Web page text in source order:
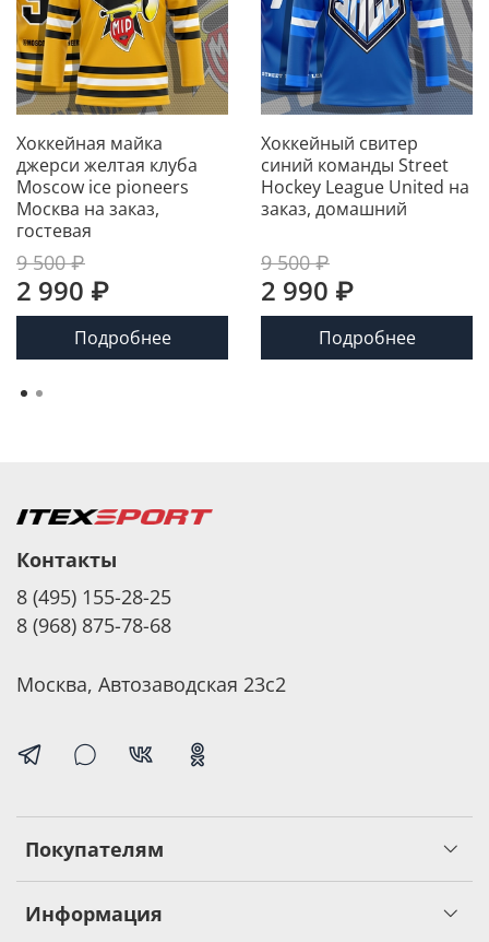
Хоккейная майка
джерси желтая клуба
Moscow ice pioneers
Москва на заказ,
гостевая
9 500 ₽
2 990 ₽
Подробнее
Хоккейный свитер
синий команды Street
Hockey League United на
заказ, домашний
9 500 ₽
2 990 ₽
Подробнее
Покупателям
Информация
Контакты
8 (495) 155-28-25
8 (968) 875-78-68
Москва, Автозаводская 23с2